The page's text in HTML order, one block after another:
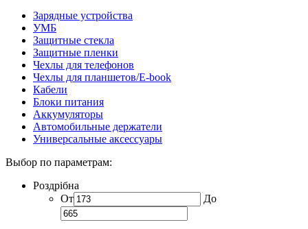
Зарядные устройства
УМБ
Защитные стекла
Защитные пленки
Чехлы для телефонов
Чехлы для планшетов/E-book
Кабели
Блоки питания
Аккумуляторы
Автомобильные держатели
Универсальные аксессуары
Выбор по параметрам:
Роздрібна
От
До